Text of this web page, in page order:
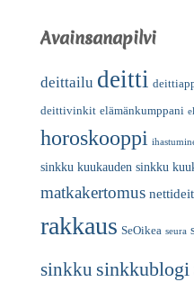
Avainsanapilvi
deittailu deitti
deittivinkit elämänkumppani
horoskooppi
sinkku kuukauden sinkku
matkakertomus
rakkaus SeOikea seura
sinkku sinkkublogi